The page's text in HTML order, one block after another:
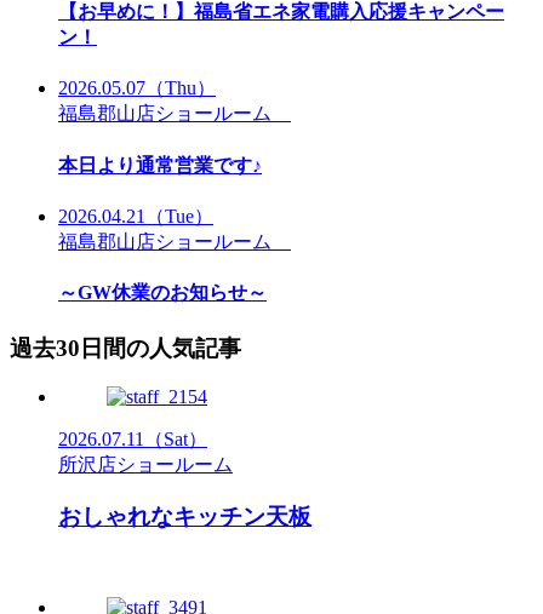
【お早めに！】福島省エネ家電購入応援キャンペー
ン！
2026.05.07 （Thu）
福島郡山店ショールーム
本日より通常営業です♪
2026.04.21
（Tue）
福島郡山店ショールーム
～GW休業のお知らせ～
過去30日間の人気記事
2026.07.11
（Sat）
所沢店ショールーム
おしゃれなキッチン天板